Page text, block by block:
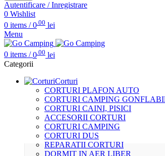
Autentificare / Inregistrare
0 Wishlist
0 items / 0.00 lei
Menu
0 items / 0 .00 lei
Categorii
Corturi
CORTURI PLAFON AUTO
CORTURI CAMPING
CORTURI CAINI, PISICI
ACCESORII CORTURI
CORTURI CAMPING
CORTURI DUS
REPARATII CORTURI
DORMIT IN AER LIBER